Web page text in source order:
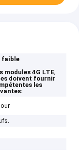
faible
modules 4G LTE,
doivent fournir
les